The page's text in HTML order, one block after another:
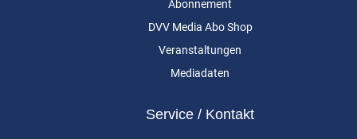
Abonnement
DVV Media Abo Shop
Veranstaltungen
Mediadaten
Service / Kontakt